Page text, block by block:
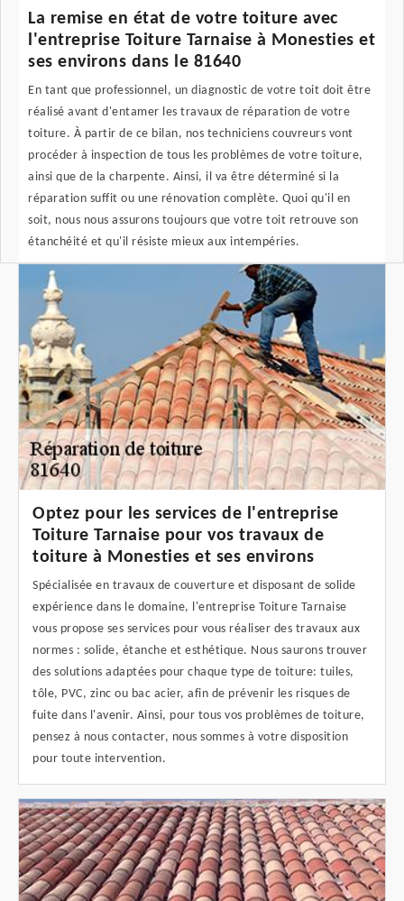
La remise en état de votre toiture avec
l'entreprise Toiture Tarnaise à Monesties et
ses environs dans le 81640
En tant que professionnel, un diagnostic de votre toit doit être
réalisé avant d'entamer les travaux de réparation de votre
toiture. À partir de ce bilan, nos techniciens couvreurs vont
procéder à inspection de tous les problèmes de votre toiture,
ainsi que de la charpente. Ainsi, il va être déterminé si la
réparation suffit ou une rénovation complète. Quoi qu'il en
soit, nous nous assurons toujours que votre toit retrouve son
étanchéité et qu'il résiste mieux aux intempéries.
Optez pour les services de l'entreprise
Toiture Tarnaise pour vos travaux de
toiture à Monesties et ses environs
Spécialisée en travaux de couverture et disposant de solide
expérience dans le domaine, l'entreprise Toiture Tarnaise
vous propose ses services pour vous réaliser des travaux aux
normes : solide, étanche et esthétique. Nous saurons trouver
des solutions adaptées pour chaque type de toiture: tuiles,
tôle, PVC, zinc ou bac acier, afin de prévenir les risques de
fuite dans l'avenir. Ainsi, pour tous vos problèmes de toiture,
pensez à nous contacter, nous sommes à votre disposition
pour toute intervention.